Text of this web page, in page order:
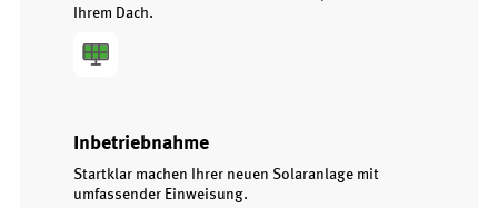
Ihrem Dach.
Inbetriebnahme
Startklar machen Ihrer neuen Solaranlage mit
umfassender Einweisung.